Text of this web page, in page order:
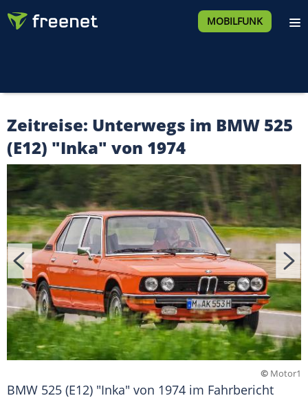
MOBILFUNK
Zeitreise: Unterwegs im BMW 525
(E12) "Inka" von 1974
© Motor1
BMW 525 (E12) "Inka" von 1974 im Fahrbericht